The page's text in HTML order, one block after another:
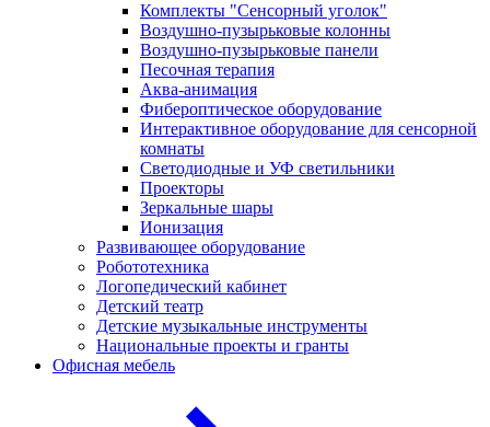
Комплекты "Сенсорный уголок"
Воздушно-пузырьковые колонны
Воздушно-пузырьковые панели
Песочная терапия
Аква-анимация
Фибероптическое оборудование
Интерактивное оборудование для сенсорной
комнаты
Светодиодные и УФ светильники
Проекторы
Зеркальные шары
Ионизация
Развивающее оборудование
Робототехника
Логопедический кабинет
Детский театр
Детские музыкальные инструменты
Национальные проекты и гранты
Офисная мебель